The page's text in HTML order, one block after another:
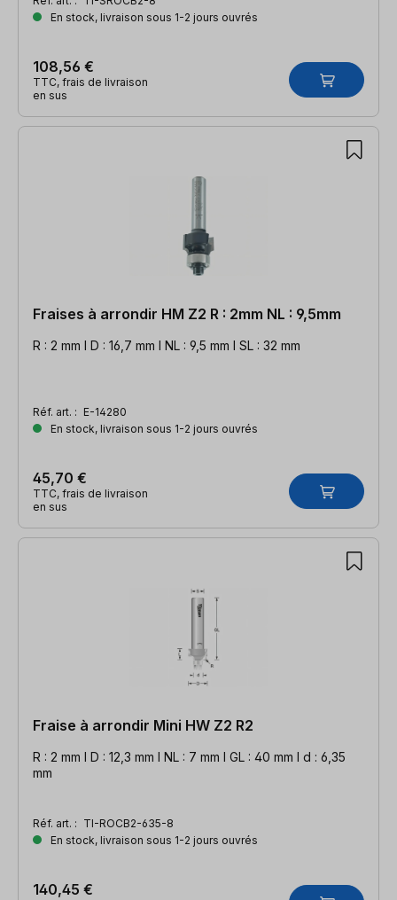
En stock, livraison sous 1-2 jours ouvrés
108,56 €
TTC, frais de livraison
en sus
Fraises à arrondir HM Z2 R : 2mm NL : 9,5mm
R : 2 mm l D : 16,7 mm l NL : 9,5 mm l SL : 32 mm
Réf. art. : E-14280
En stock, livraison sous 1-2 jours ouvrés
45,70 €
TTC, frais de livraison
en sus
Fraise à arrondir Mini HW Z2 R2
R : 2 mm l D : 12,3 mm l NL : 7 mm l GL : 40 mm l d : 6,35
mm
Réf. art. : TI-ROCB2-635-8
En stock, livraison sous 1-2 jours ouvrés
140,45 €